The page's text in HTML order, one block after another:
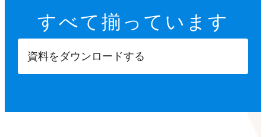
すべて揃っています
資料をダウンロードする